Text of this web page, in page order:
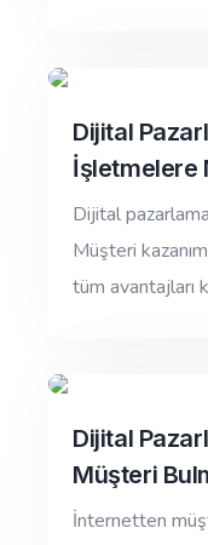
Dijital
İşletmelere
Dijital
Müşteri
tüm avantajları
Dijital
Müşteri
İnternetten